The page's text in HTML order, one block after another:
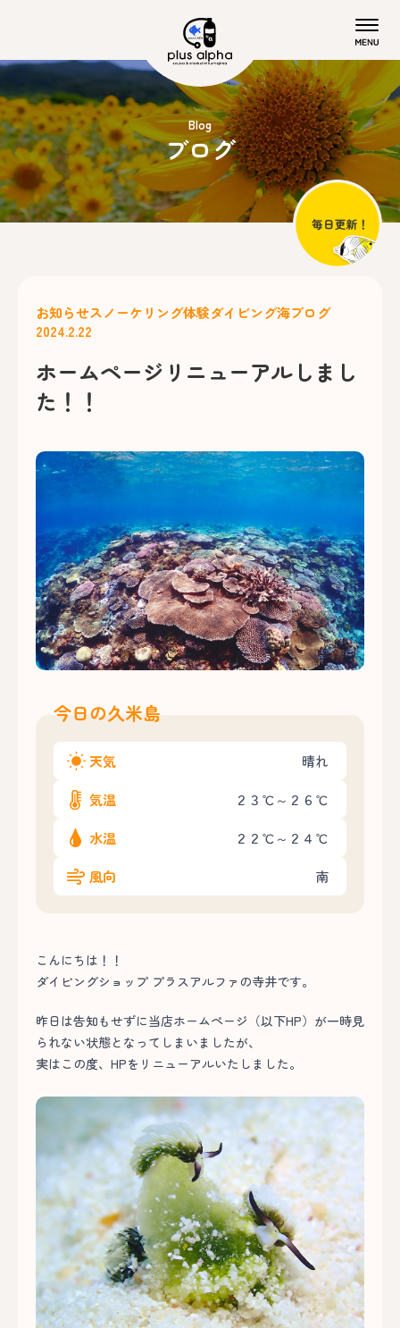
Blog
ブログ
お知らせスノーケリング体験ダイビング海ブログ
2024.2.22
ホームページリニューアルしまし
た！！
今日の久米島
天気 晴れ
気温 ２３℃～２６℃
水温 ２２℃～２４℃
風向 南
こんにちは！！
ダイビングショップ プラスアルファの寺井です。
昨日は告知もせずに当店ホームページ（以下HP）が一時見
られない状態となってしまいましたが、
実はこの度、HPをリニューアルいたしました。